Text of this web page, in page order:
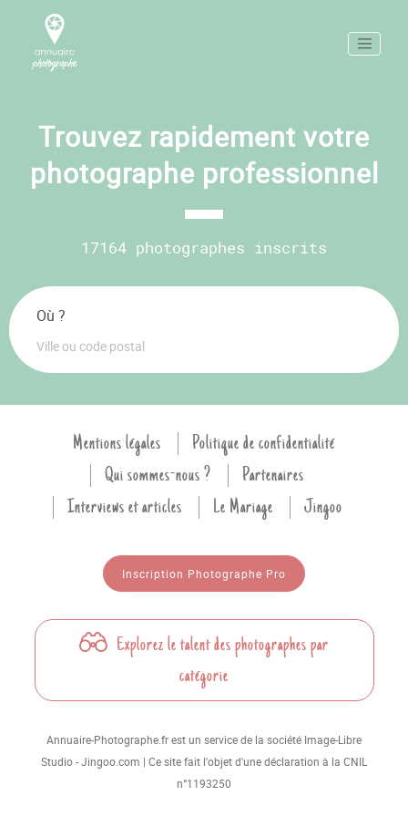
Trouvez rapidement votre
photographe professionnel
17164 photographes inscrits
Où ?
Mentions légales
Politique de confidentialité
Qui sommes-nous ?
Partenaires
Interviews et articles
Le Mariage Jingoo
Inscription Photographe Pro
Explorez le talent des photographes par
catégorie
Annuaire-Photographe.fr est un service de la société Image-Libre
Studio - Jingoo.com | Ce site fait l'objet d'une déclaration à la CNIL
n°1193250